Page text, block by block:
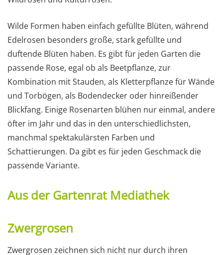
Wilde Formen haben einfach gefüllte Blüten, während
Edelrosen besonders große, stark gefüllte und
duftende Blüten haben. Es gibt für jeden Garten die
passende Rose, egal ob als Beetpflanze, zur
Kombination mit Stauden, als Kletterpflanze für Wände
und Torbögen, als Bodendecker oder hinreißender
Blickfang. Einige Rosenarten blühen nur einmal, andere
öfter im Jahr und das in den unterschiedlichsten,
manchmal spektakulärsten Farben und
Schattierungen. Da gibt es für jeden Geschmack die
passende Variante.
Aus der Gartenrat Mediathek
Zwergrosen
Zwergrosen zeichnen sich nicht nur durch ihren